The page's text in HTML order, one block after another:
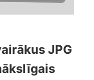
JPG